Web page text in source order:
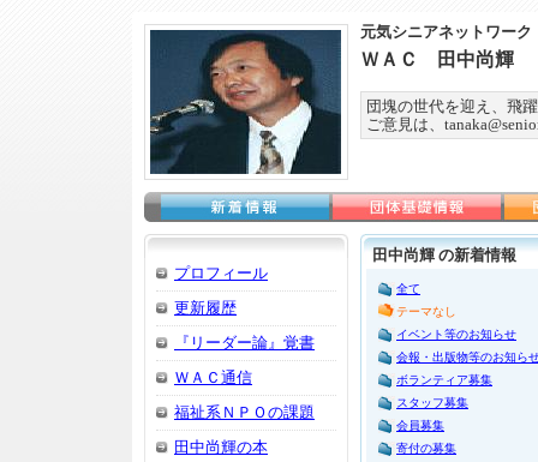
元気シニアネットワーク
ＷＡＣ 田中尚輝
団塊の世代を迎え、飛
ご意見は、
プロフィール
更新履歴
『リーダー論』覚書
ＷＡＣ通信
福祉系ＮＰＯの課題
田中尚輝の本
田中尚輝 の新着情報
全て
テーマなし
イベント等のお知らせ
会報・出版物等のお知ら
ボランティア募集
スタッフ募集
会員募集
寄付の募集